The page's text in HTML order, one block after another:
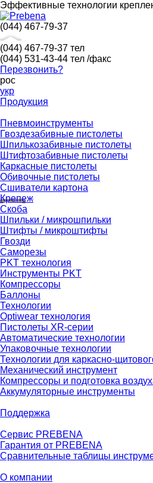
Эффективные технологии
(044) 467-79-37
(044) 467-79-37 тел
(044) 531-43-44 тел /факс
Перезвонить?
рос
укр
Продукция
Пневмоинструменты
Гвоздезабивные пистолеты
Шпилькозабивные пистолеты
Штифтозабивные пистолеты
Каркасные пистолеты
Обивочные пистолеты
Сшиватели картона
Крепеж
Скоба
Шпильки / микрошпильки
Штифты / микроштифты
Гвозди
Саморезы
PKT технология
Инструменты PKT
Компрессоры
Баллоны
Технологии
Optiwear технология
Пистолеты XR-серии
Автоматические технологии
Упаковочные технологии
Технологии для каркасно-
Механический инструмент
Компрессоры и подготовка
Аккумуляторные инструменты
Поддержка
Сервис PREBENA
Гарантия от PREBENA
Сравнительные таблицы
О компании